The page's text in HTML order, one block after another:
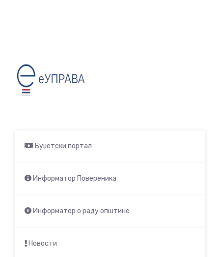
Буџетски портал
Информатор Повереника
Информатор о раду општине
Новости